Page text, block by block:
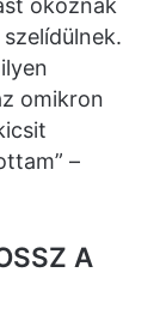
okoznak
omikron
–
A